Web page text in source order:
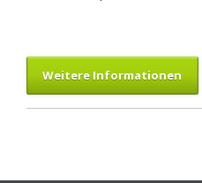
Weitere Informationen